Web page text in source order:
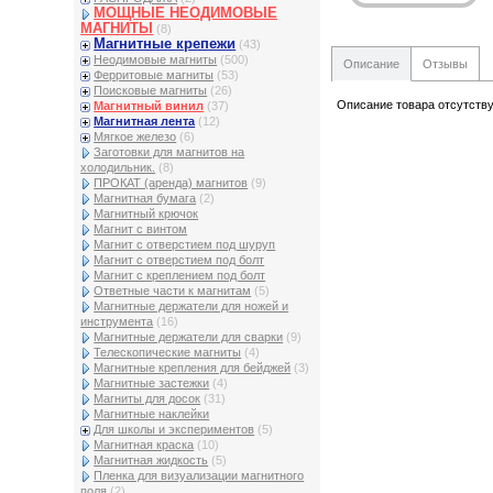
МОЩНЫЕ НЕОДИМОВЫЕ
МАГНИТЫ
(8)
Магнитные крепежи (43)
Неодимовые магниты (500)
Ферритовые магниты (53)
Поисковые магниты (26)
Магнитный винил (37)
Магнитная лента (12)
Мягкое железо (6)
Заготовки для магнитов на
холодильник. (8)
ПРОКАТ (аренда) магнитов (9)
Магнитная бумага (2)
Магнитный крючок
Магнит с винтом
Магнит с отверстием под шуруп
Магнит с отверстием под болт
Магнит с креплением под болт
Ответные части к магнитам (5)
Магнитные держатели для ножей и
инструмента (16)
Магнитные держатели для сварки (9)
Телескопические магниты (4)
Магнитные крепления для бейджей (3)
Магнитные застежки (4)
Магниты для досок (31)
Магнитные наклейки
Для школы и экспериментов (5)
Магнитная краска (10)
Магнитная жидкость (5)
Пленка для визуализации магнитного
Описание Отзывы
Описание товара